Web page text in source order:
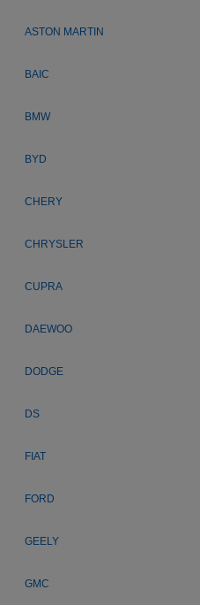
ASTON MARTIN
BAIC
BMW
BYD
CHERY
CHRYSLER
CUPRA
DAEWOO
DODGE
DS
FIAT
FORD
GEELY
GMC